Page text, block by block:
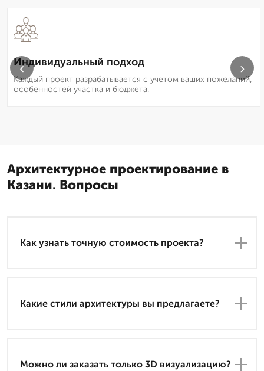
Индивидуальный подход
Каждый проект разрабатывается с учетом ваших пожеланий,
особенностей участка и бюджета.
‹ ›
Архитектурное проектирование в
Казани. Вопросы
Как узнать точную стоимость проекта?
Какие стили архитектуры вы предлагаете?
Можно ли заказать только 3D визуализацию?